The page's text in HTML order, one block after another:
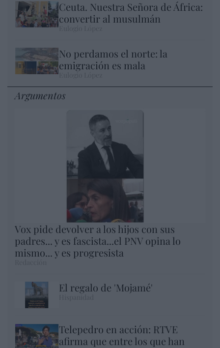
Ceuta. Nuestra Señora de África:
convertir al musulmán
No perdamos el norte: la
emigración es mala
Argumentos
Vox pide devolver a los hijos con sus
padres... y es fascista...el PNV opina lo
mismo... y es progresista
El regalo de 'Mojamé'
Telepedro en acción: RTVE
afirma que entre los que han